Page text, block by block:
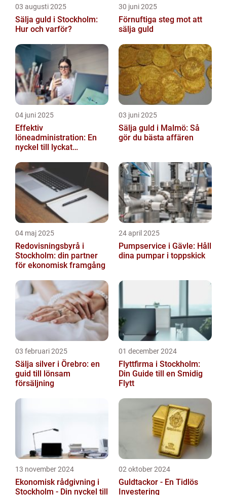
03 augusti 2025
Sälja guld i Stockholm:
Hur och varför?
30 juni 2025
Förnuftiga steg mot att
sälja guld
04 juni 2025
Effektiv
löneadministration: En
nyckel till lyckat
03 juni 2025
Sälja guld i Malmö: Så
gör du bästa affären
04 maj 2025
Redovisningsbyrå i
Stockholm: din partner
för ekonomisk framgång
24 april 2025
Pumpservice i Gävle: Håll
dina pumpar i toppskick
03 februari 2025
Sälja silver i Örebro: en
guid till lönsam
försäljning
01 december 2024
Flyttfirma i Stockholm:
Din Guide till en Smidig
Flytt
13 november 2024
Ekonomisk rådgivning i
Stockholm - Din nyckel till
02 oktober 2024
Guldtackor - En Tidlös
Investering